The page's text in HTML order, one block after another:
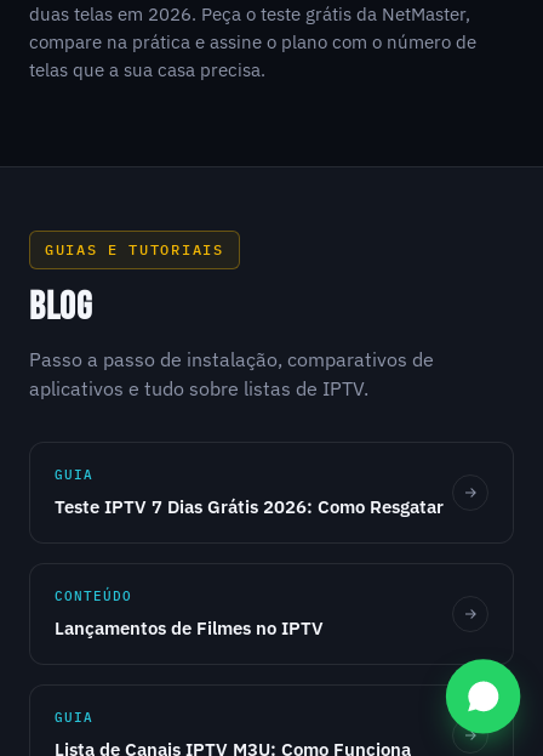
duas telas em 2026. Peça o teste grátis da NetMaster,
compare na prática e assine o plano com o número de
telas que a sua casa precisa.
GUIAS E TUTORIAIS
BLOG
Passo a passo de instalação, comparativos de
aplicativos e tudo sobre listas de IPTV.
GUIA
Teste IPTV 7 Dias Grátis 2026: Como Resgatar
CONTEÚDO
Lançamentos de Filmes no IPTV
GUIA
Lista de Canais IPTV M3U: Como Funciona